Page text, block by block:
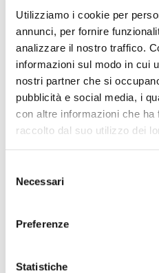
Utilizziamo i cookie per
annunci, per fornire
analizzare il nostro traffico.
informazioni sul modo in cui
nostri partner che si
pubblicità e social media, i
con altre informazioni che ha
raccolto dal suo utilizzo dei
delNecessari
Preferenze
Statistiche
per le dimensioni del
1.4.5 – Presenza di
2.4.4 – Ambiguità
basati solo sul testo
2.4.7 – Mancata
elementi interattivi
3.2.2 – Assenza del
un campo modulo
4.1.2 – Alcuni campi
Redazione